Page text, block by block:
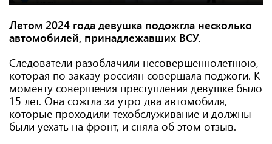
Летом 2024 года девушка подожгла несколько
автомобилей, принадлежавших ВСУ.
Следователи разоблачили несовершеннолетнюю,
которая по заказу россиян совершала поджоги. К
моменту совершения преступления девушке было
15 лет. Она сожгла за утро два автомобиля,
которые проходили техобслуживание и должны
были уехать на фронт, и сняла об этом отзыв.